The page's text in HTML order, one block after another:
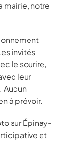
mairie, notre
invités
le sourire,
leur
Aucun
à prévoir.
sur Épinay-
et